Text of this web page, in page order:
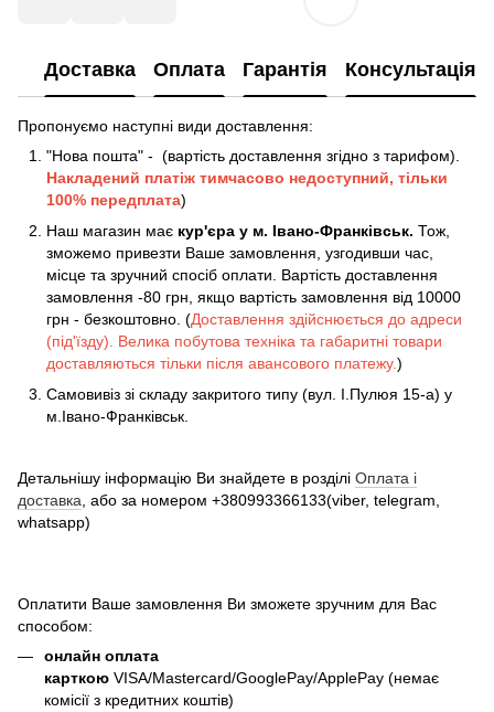
Доставка Оплата Гарантія Консультація
Пропонуємо наступні види доставлення:
"Нова пошта" - (вартість доставлення згідно з тарифом).
Накладений платіж тимчасово недоступний, тільки
100% передплата)
Наш магазин має кур'єра у м. Івано-Франківськ. Тож,
зможемо привезти Ваше замовлення, узгодивши час,
місце та зручний спосіб оплати. Вартість доставлення
замовлення -80 грн, якщо вартість замовлення від 10000
грн - безкоштовно. (Доставлення здійснюється до адреси
(під'їзду). Велика побутова техніка та габаритні товари
доставляються тільки після авансового платежу.)
Самовивіз зі складу закритого типу (вул. І.Пулюя 15-а) у
м.Івано-Франківськ.
Детальнішу інформацію Ви знайдете в розділі Оплата і
доставка , або за номером +380993366133(viber, telegram,
whatsapp)
Оплатити Ваше замовлення Ви зможете зручним для Вас
способом:
онлайн оплата
карткою VISA/Mastercard/GooglePay/ApplePay (немає
комісії з кредитних коштів)